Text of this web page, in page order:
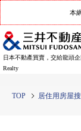
本
日本不動產買賣，交給龍頭
Realty
TOP 居住用房屋